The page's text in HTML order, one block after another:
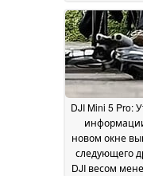
08
DJI Mini 5 Pro:
новом окне
следующего
DJI весом